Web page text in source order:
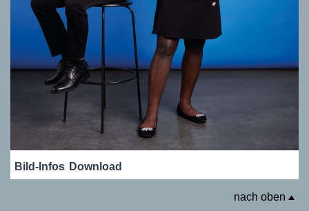
Bild-Infos Download
nach oben